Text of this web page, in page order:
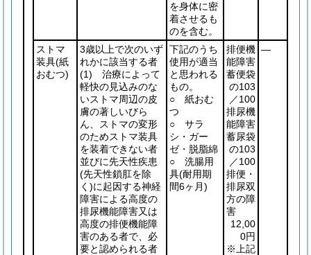
を身体に密
着させるも
のを含む。
ストマ
装具(紙
おむつ)
3歳以上で次のいず
れかに該当する者
(1) 治療によって
軽快の見込みのな
いストマ周辺の皮
膚の著しいびら
ん、ストマの変形
のためストマ装具
を装着できない者
並びに先天性疾患
(先天性鎖肛を除
く)に起因する神経
障害による高度の
排尿機能障害又は
高度の排便機能障
害のある者で、必
要と認められる者
下記のうち
使用が適当
と思われる
もの。
○ 紙おむ
つ
○ サラ
シ・ガー
ゼ・脱脂綿
○ 洗腸用
具(耐用期
間6ヶ月)
排便機
能障害
蓄便袋
の103
／100
排尿機
能障害
蓄尿袋
の103
／100
排便・
排尿双
方の障
害
12,00
0円
※上記
―